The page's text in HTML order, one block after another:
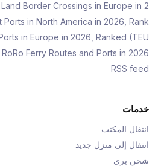
Border Crossings in Europe in 2…
in North America in 2026, Rank…
in Europe in 2026, Ranked (TEU…
Ferry Routes and Ports in 2026,…
RSS feed
خدمات
انتقال المكتب
انتقال إلى منزل جديد
شحن بري